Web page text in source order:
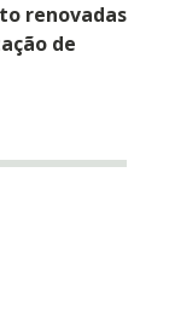
renovadas
de